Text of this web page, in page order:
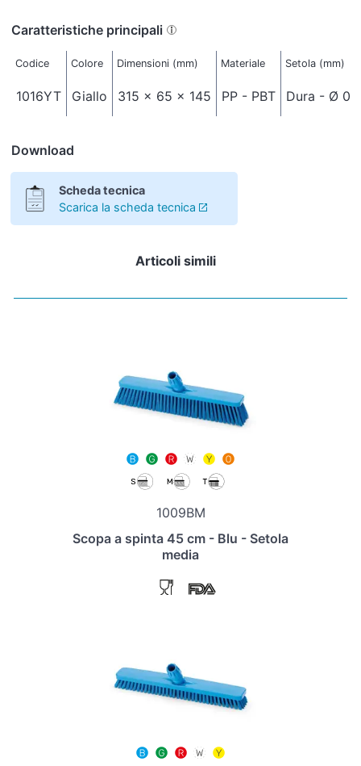
Caratteristiche principali
Codice Colore Dimensioni (mm) Materiale Setola (mm)
1016YT Giallo 315 x 65 x 145 PP - PBT Dura - Ø
Download
Scheda tecnica
Scarica la scheda tecnica
Articoli simili
1009BM
Scopa a spinta 45 cm - Blu - Setola
media